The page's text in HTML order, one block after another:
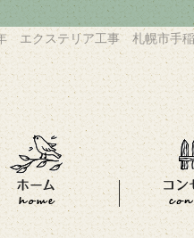
エクステリア工事 札幌市手